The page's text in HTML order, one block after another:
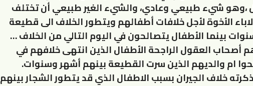
،وهو شيء طبيعي وعادي، والشيء الغير طبيعي أن تختلف
الأخوة لأجل خلافات أطفالهم ويتطور الخلاف الى قطيعة
بينما الأطفال يتصالحون في اليوم التالي من الخلاف …
أصحاب العقول الراجحة الأطفال الذين انتهى خلافهم في
ام والديهم الذين سرت القطيعة بينهم أشهر وسنوات.
خلاف الجيران بسبب الاطفال الذي قد يتطور الشجار بينهم